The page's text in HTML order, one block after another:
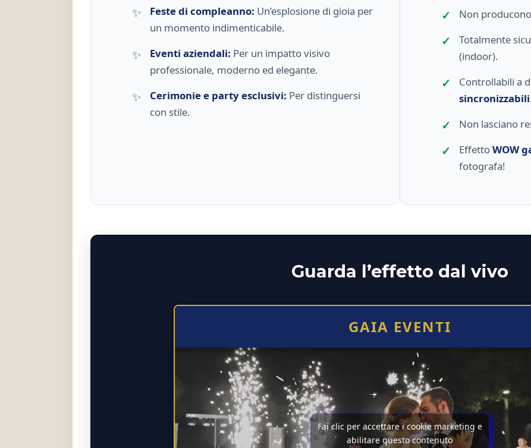
Feste di compleanno: Un’esplosione di gioia per
un momento indimenticabile.
Eventi aziendali: Per un impatto visivo
professionale, moderno ed elegante.
Cerimonie e party esclusivi: Per distinguersi
con stile.
Non producono
Totalmente
(indoor).
Controllabili a
sincronizzabili
Non lasciano
EffettoWOW
fotografa!
Guarda l’effetto dal vivo
GAIA EVENTI
Fai clic per accettare i cookie marketing e
abilitare questo contenuto